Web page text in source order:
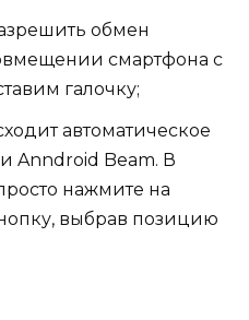
обмен
смартфона с
галочку;
автоматическое
Anndroid Beam. В
нажмите на
выбрав позицию